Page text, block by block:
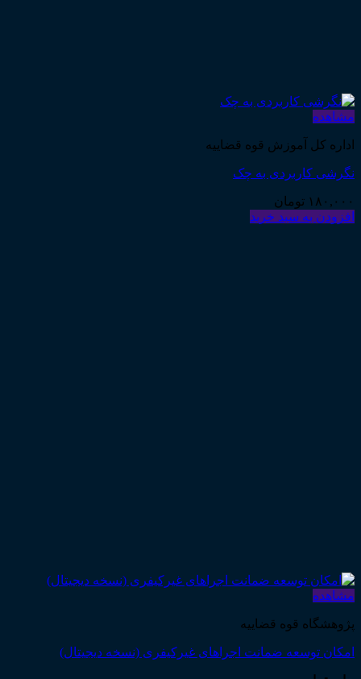
مشاهده
اداره کل آموزش قوه قضاییه
نگرشی کاربردی به چک
۱۸۰,۰۰۰ تومان
افزودن به سبد خرید
مشاهده
پژوهشگاه قوه قضاییه
امکان توسعه ضمانت اجراهای غیرکیفری (نسخه دیجیتال)